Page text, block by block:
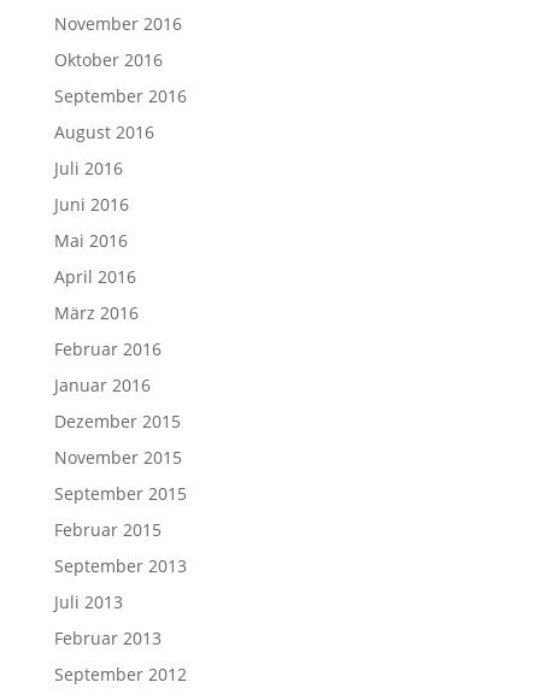
November 2016
Oktober 2016
September 2016
August 2016
Juli 2016
Juni 2016
Mai 2016
April 2016
März 2016
Februar 2016
Januar 2016
Dezember 2015
November 2015
September 2015
Februar 2015
September 2013
Juli 2013
Februar 2013
September 2012